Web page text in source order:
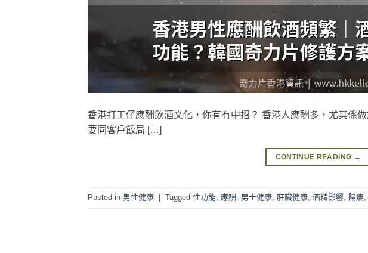
香港打工仔應酬飲酒文化，你有冇中招？ 香港人應酬多，尤其係
要同客戶飯局 […]
CONTINUE READING →
Posted in 男性健康 Tagged 性功能 應酬 男士健康 肝臟健康 酒精影響 陽痿